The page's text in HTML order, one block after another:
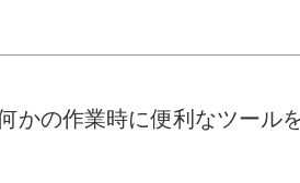
かの作業時に便利なツール